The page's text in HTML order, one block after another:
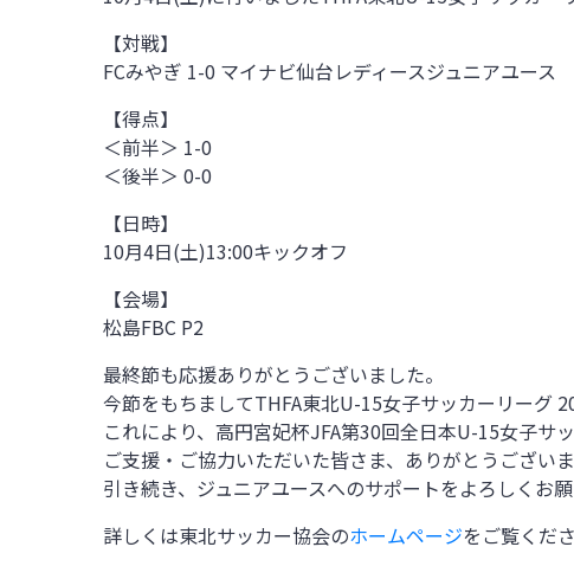
【対戦】
FCみやぎ 1-0 マイナビ仙台レディースジュニアユース
【得点】
＜前半＞ 1-0
＜後半＞ 0-0
【日時】
10月4日(土)13:00キックオフ
【会場】
松島FBC P2
最終節も応援ありがとうございました。
今節をもちましてTHFA東北U-15女子サッカーリーグ
これにより、高円宮妃杯JFA第30回全日本U-15女子サ
ご支援・ご協力いただいた皆さま、ありがとうございま
引き続き、ジュニアユースへのサポートをよろしくお願
詳しくは東北サッカー協会のホームページをご覧くださ